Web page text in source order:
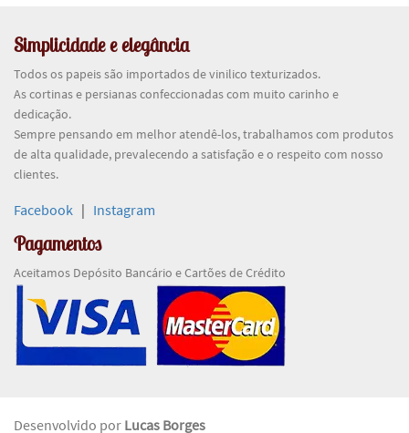
Simplicidade e elegância
Todos os papeis são importados de vinilico texturizados.
As cortinas e persianas confeccionadas com muito carinho e
dedicação.
Sempre pensando em melhor atendê-los, trabalhamos com produtos
de alta qualidade, prevalecendo a satisfação e o respeito com nosso
clientes.
Facebook | Instagram
Pagamentos
Aceitamos Depósito Bancário e Cartões de Crédito
Desenvolvido por Lucas Borges